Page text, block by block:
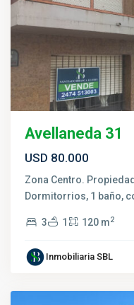
Avellaneda 31
USD 80.000
Zona Centro.
Dormitorrios, 1 baño,
3 1 120 m2
Inmobiliaria SBL